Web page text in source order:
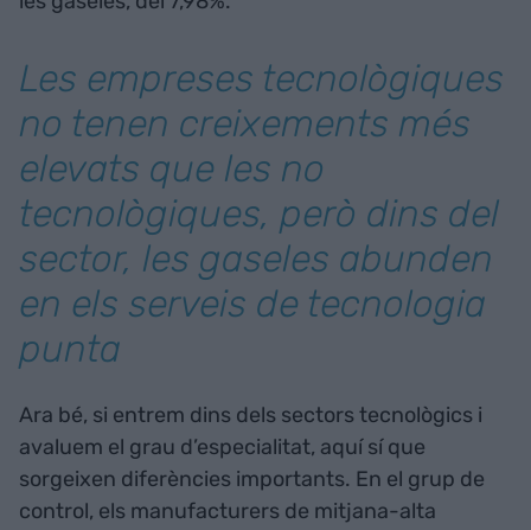
Les empreses tecnològiques
no tenen creixements més
elevats que les no
tecnològiques, però dins del
sector, les gaseles abunden
en els serveis de tecnologia
punta
Ara bé, si entrem dins dels sectors tecnològics i
avaluem el grau d’especialitat, aquí sí que
sorgeixen diferències importants. En el grup de
control, els manufacturers de mitjana-alta